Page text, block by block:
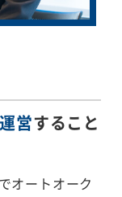
営すること
オートオーク